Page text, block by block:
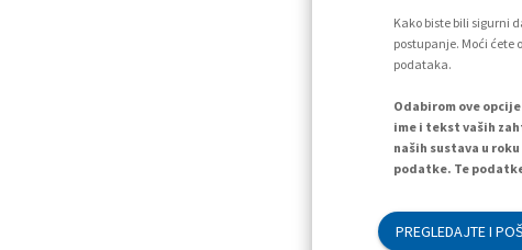
Kako biste bili sigurni
postupanje. Moći
podataka.
Odabirom ove
ime i tekst vaših
naših sustava u
podatke. Te
PREGLEDAJTE I